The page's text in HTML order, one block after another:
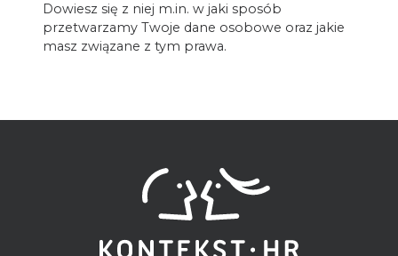
Dowiesz się z niej m.in. w jaki sposób
przetwarzamy Twoje dane osobowe oraz jakie
masz związane z tym prawa.